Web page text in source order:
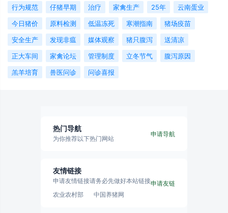
行为规范
仔猪早期 治疗 家禽生产 25年
云南蛋业
今日猪价
原料检测 低温冻死 寒潮指南
猪场疫苗
安全生产
发现非瘟 媒体观察 猪只腹泻
送清凉
正大车间
家禽论坛 管理制度 立冬节气
腹泻原因
羔羊培育
兽医问诊 问诊喜报
热门导航
为你推荐以下热门网站
申请导航
友情链接
申请友情链接请务必先做好本站链接
农业农村部
中国养猪网
申请友链